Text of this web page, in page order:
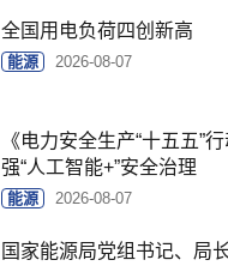
全国用电负荷四创新高
能源 2026-08-07
《电力安全生产“十五五”
强“人工智能+”安全治理
能源 2026-08-07
国家能源局党组书记、局